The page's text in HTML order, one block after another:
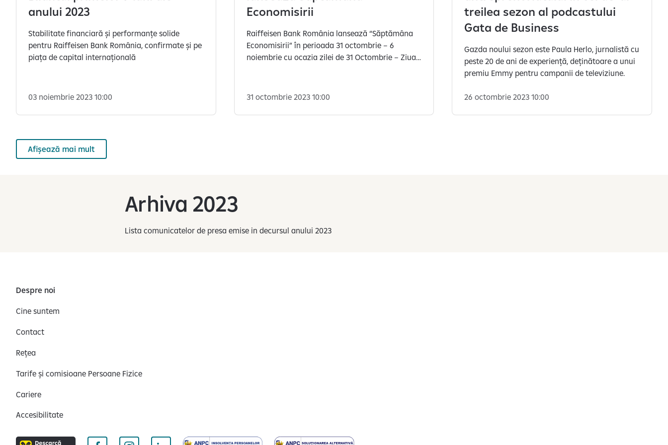
anului 2023
Stabilitate financiară și performanțe solide
pentru Raiffeisen Bank România, confirmate și pe
piața de capital internațională
03 noiembrie 2023 10:00
Economisirii
Raiffeisen Bank România lansează “Săptămâna
Economisirii” în perioada 31 octombrie – 6
noiembrie cu ocazia zilei de 31 Octombrie – Ziua
31 octombrie 2023 10:00
treilea sezon al podcastului
Gata de Business
Gazda noului sezon este Paula Herlo, jurnalistă cu
peste 20 de ani de experiență, deținătoare a unui
premiu Emmy pentru campanii de televiziune.
26 octombrie 2023 10:00
Afișează mai mult
Arhiva 2023
Lista comunicatelor de presa emise in decursul anului 2023
Despre noi
Cine suntem
Contact
Rețea
Tarife și comisioane Persoane Fizice
Cariere
Accesibilitate